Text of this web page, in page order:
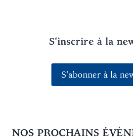
S'inscrire à la
S'abonner à la
NOS PROCHAINS